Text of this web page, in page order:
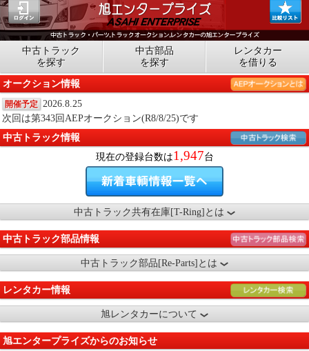
中古トラック
を探す
中古部品
を探す
レンタカー
を借りる
オークション情報
開催予定
2026.8.25
次回は第343回AEPオークション(R8/8/25)です
中古トラック情報
現在の登録台数は1,947台
中古トラック共有在庫[T-Ring]とは
中古トラック部品情報
中古トラック部品[Re-Parts]とは
レンタカー情報
旭レンタカーについて
旭エンタープライズからのお知らせ